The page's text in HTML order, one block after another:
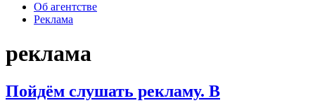
Об агентстве
Реклама
реклама
Пойдём слушать рекламу. В